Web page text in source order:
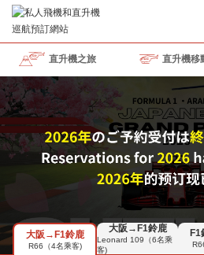
直升機之旅 直升機移
大阪→F1鈴鹿
R66（4名乘客)
大阪→F1鈴鹿
Leonard 109（6名乘
客)